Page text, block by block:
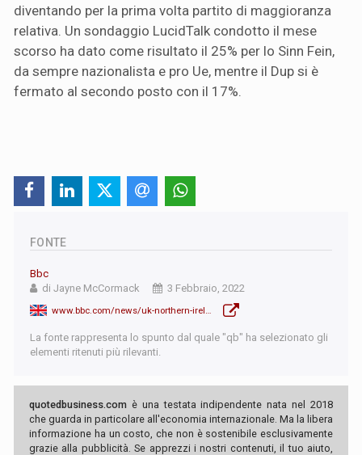
diventando per la prima volta partito di maggioranza
relativa. Un sondaggio LucidTalk condotto il mese
scorso ha dato come risultato il 25% per lo Sinn Fein,
da sempre nazionalista e pro Ue, mentre il Dup si è
fermato al secondo posto con il 17%.
FONTE
Bbc
di Jayne McCormack
3 Febbraio, 2022
La fonte rappresenta lo spunto dal quale "qb" ha selezionato gli
elementi ritenuti più rilevanti.
quotedbusiness.com è una testata indipendente nata nel 2018
che guarda in particolare all'economia internazionale. Ma la libera
informazione ha un costo, che non è sostenibile esclusivamente
grazie alla pubblicità. Se apprezzi i nostri contenuti, il tuo aiuto,